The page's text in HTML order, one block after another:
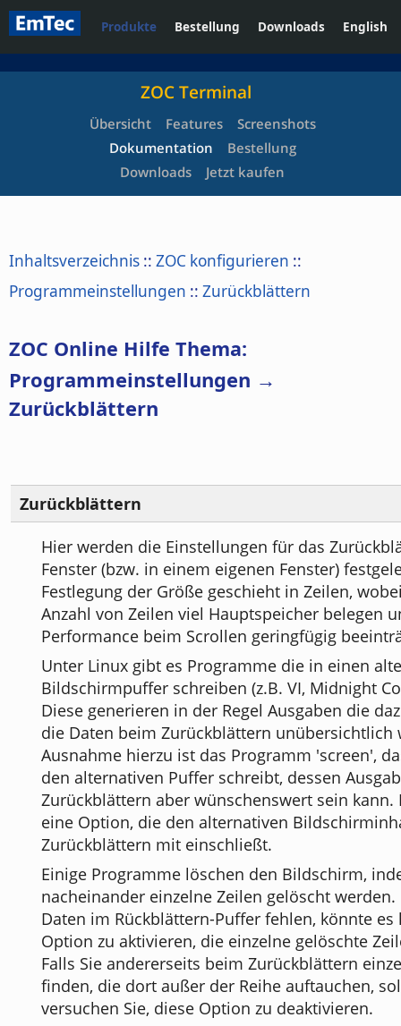
Produkte Bestellung Downloads English
ZOC Terminal
Übersicht Features
Screenshots
Dokumentation
Bestellung
Downloads
Jetzt kaufen
Inhaltsverzeichnis :: ZOC konfigurieren ::
Programmeinstellungen :: Zurückblättern
ZOC Online Hilfe Thema:
Programmeinstellungen →
Zurückblättern
Zurückblättern
Hier werden die Einstellungen für das
Fenster (bzw. in einem eigenen Fenster)
Festlegung der Größe geschieht in Zeilen,
Anzahl von Zeilen viel Hauptspeicher belegen
Performance beim Scrollen geringfügig
Unter Linux gibt es Programme die in einen
Bildschirmpuffer schreiben (z.B. VI, Midnight
Diese generieren in der Regel Ausgaben die
die Daten beim Zurückblättern unübersichtlich
Ausnahme hierzu ist das Programm 'screen',
den alternativen Puffer schreibt, dessen
Zurückblättern aber wünschenswert sein kann.
eine Option, die den alternativen
Zurückblättern mit einschließt.
Einige Programme löschen den Bildschirm,
nacheinander einzelne Zeilen gelöscht werden.
Daten im Rückblättern-Puffer fehlen, könnte es
Option zu aktivieren, die einzelne gelöschte
Falls Sie andererseits beim Zurückblättern
finden, die dort außer der Reihe auftauchen,
versuchen Sie, diese Option zu deaktivieren.